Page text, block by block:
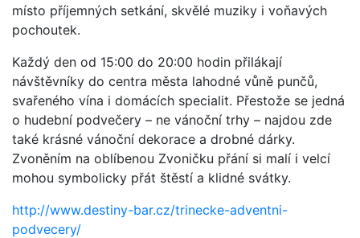
místo příjemných setkání, skvělé muziky i voňavých
pochoutek.
Každý den od 15:00 do 20:00 hodin přilákají
návštěvníky do centra města lahodné vůně punčů,
svařeného vína i domácích specialit. Přestože se jedná
o hudební podvečery – ne vánoční trhy – najdou zde
také krásné vánoční dekorace a drobné dárky.
Zvoněním na oblíbenou Zvoničku přání si malí i velcí
mohou symbolicky přát štěstí a klidné svátky.
http://www.destiny-bar.cz/trinecke-adventni-
podvecery/